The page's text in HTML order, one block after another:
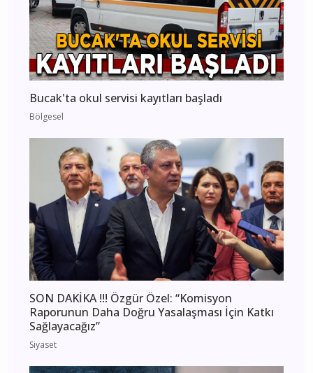
Bucak'ta okul servisi kayıtları başladı
Bölgesel
SON DAKİKA !!! Özgür Özel: “Komisyon
Raporunun Daha Doğru Yasalaşması İçin Katkı
Sağlayacağız”
Siyaset